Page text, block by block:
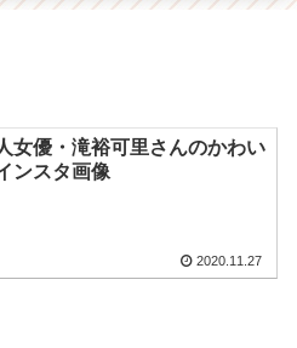
女優・滝裕可里さんのかわい
ンスタ画像
2020.11.27